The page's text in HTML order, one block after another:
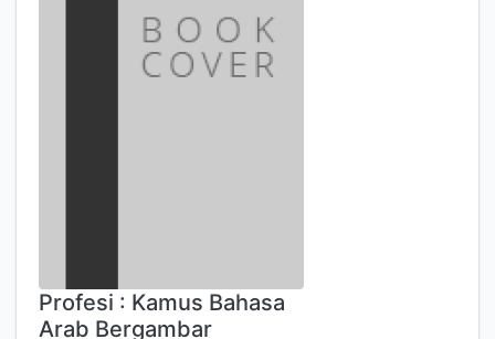
Profesi : Kamus Bahasa
Arab Bergambar